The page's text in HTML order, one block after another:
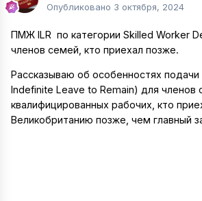
Опубликовано 3 октября, 2024
ПМЖ ILR по категории Skilled Worker
членов семей, кто приехал позже.
Рассказываю об особенностях
Indefinite Leave to Remain) для членов
квалифицированных рабочих, кто
Великобританию позже, чем главный